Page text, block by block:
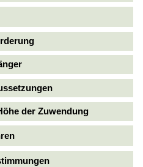
der Zuwendung